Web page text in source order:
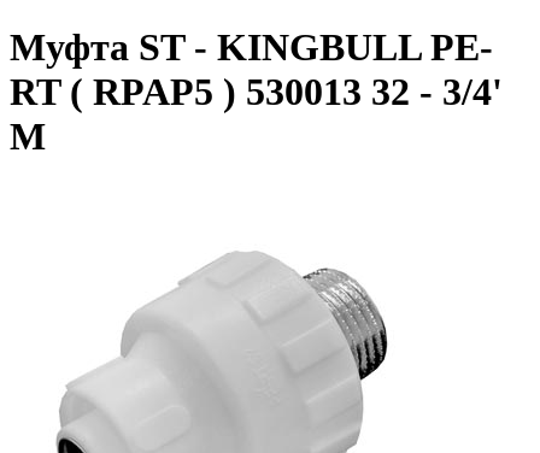
Муфта ST - KINGBULL PE-
RT ( RPAP5 ) 530013 32 - 3/4'
M